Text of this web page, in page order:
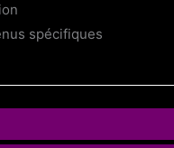
spécifiques